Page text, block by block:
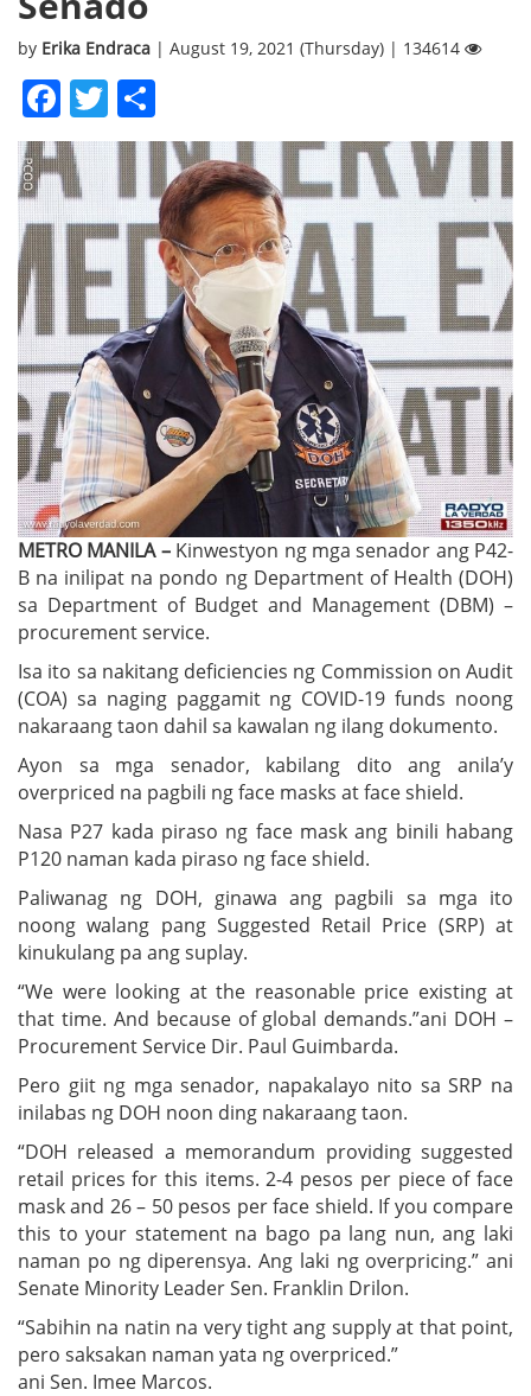
by Erika Endraca | August 19, 2021 (Thursday) | 134614
Facebook
Twitter
METRO MANILA – Kinwestyon ng mga senador ang P42-
B na inilipat na pondo ng Department of Health (DOH)
sa Department of Budget and Management (DBM) –
procurement service.
Isa ito sa nakitang deficiencies ng Commission on Audit
(COA) sa naging paggamit ng COVID-19 funds noong
nakaraang taon dahil sa kawalan ng ilang dokumento.
Ayon sa mga senador, kabilang dito ang anila’y
overpriced na pagbili ng face masks at face shield.
Nasa P27 kada piraso ng face mask ang binili habang
P120 naman kada piraso ng face shield.
Paliwanag ng DOH, ginawa ang pagbili sa mga ito
noong walang pang Suggested Retail Price (SRP) at
kinukulang pa ang suplay.
“We were looking at the reasonable price existing at
that time. And because of global demands.”ani DOH –
Procurement Service Dir. Paul Guimbarda.
Pero giit ng mga senador, napakalayo nito sa SRP na
inilabas ng DOH noon ding nakaraang taon.
“DOH released a memorandum providing suggested
retail prices for this items. 2-4 pesos per piece of face
mask and 26 – 50 pesos per face shield. If you compare
this to your statement na bago pa lang nun, ang laki
naman po ng diperensya. Ang laki ng overpricing.” ani
Senate Minority Leader Sen. Franklin Drilon.
“Sabihin na natin na very tight ang supply at that point,
pero saksakan naman yata ng overpriced.”
ani Sen. Imee Marcos.